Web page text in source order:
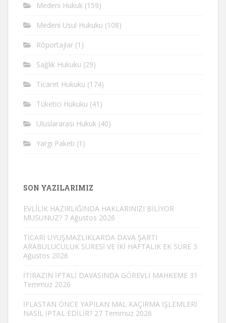
Medeni Hukuk (159)
Medeni Usul Hukuku (108)
Röportajlar (1)
Sağlık Hukuku (29)
Ticaret Hukuku (174)
Tüketici Hukuku (41)
Uluslararası Hukuk (40)
Yargı Paketi (1)
SON YAZILARIMIZ
EVLİLİK HAZIRLIĞINDA HAKLARINIZI BİLİYOR
MUSUNUZ? 7 Ağustos 2026
TİCARİ UYUŞMAZLIKLARDA DAVA ŞARTI
ARABULUCULUK SÜRESİ VE İKİ HAFTALIK EK SÜRE 3
Ağustos 2026
İTİRAZIN İPTALİ DAVASINDA GÖREVLİ MAHKEME 31
Temmuz 2026
İFLASTAN ÖNCE YAPILAN MAL KAÇIRMA İŞLEMLERİ
NASIL İPTAL EDİLİR? 27 Temmuz 2026